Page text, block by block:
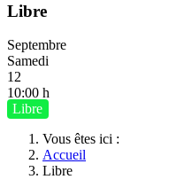
Libre
Septembre
Samedi
12
10:00 h
Libre
Vous êtes ici :
Accueil
Libre